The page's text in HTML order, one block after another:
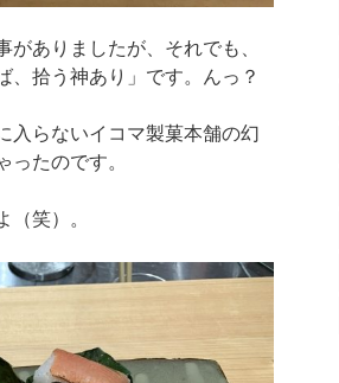
ありましたが、それでも、
、拾う神あり」です。んっ？
らないイコマ製菓本舗の幻
たのです。
笑）。